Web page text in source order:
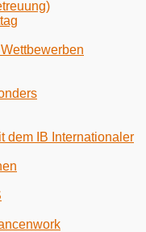
dem IB Internationaler